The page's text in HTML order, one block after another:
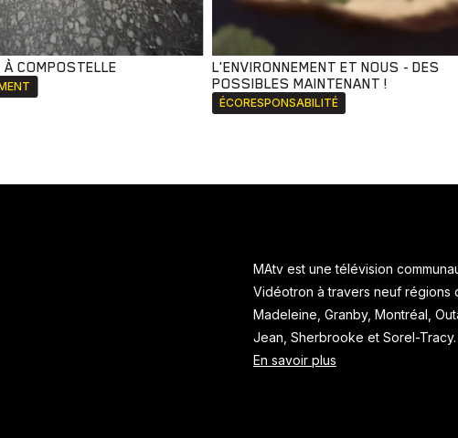
À COMPOSTELLE
L'ENVIRONNEMENT ET NOUS - DES
POSSIBLES MAINTENANT !
ÉCORESPONSABILITÉ
MAtv est une télévision
Vidéotron à travers neuf régions
Madeleine, Granby, Montréal,
Jean, Sherbrooke et Sorel-
En savoir plus